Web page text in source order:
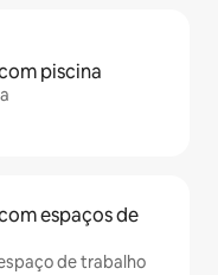
piscina
espaços de
de trabalho